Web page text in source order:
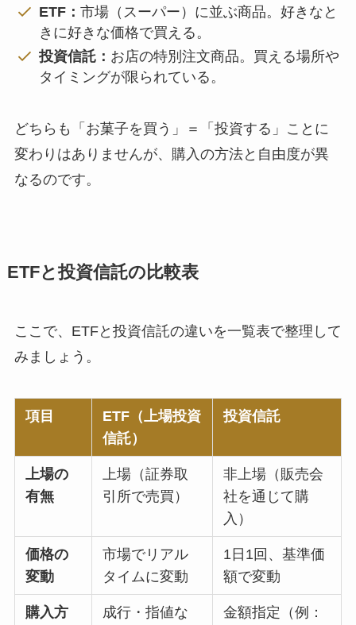
ETF：市場（スーパー）に並ぶ商品。好きなと
きに好きな価格で買える。
投資信託： お店の特別注文商品。買える場所や
タイミングが限られている。
どちらも「お菓子を買う」＝「投資する」ことに
変わりはありませんが、購入の方法と自由度が異
なるのです。
ETFと投資信託の比較表
ここで、ETFと投資信託の違いを一覧表で整理して
みましょう。
項目
ETF（上場投資
信託）
投資信託
上場の
有無
上場（証券取
引所で売買）
非上場（販売会
社を通じて購
入）
価格の
変動
市場でリアル
タイムに変動
1日1回、基準価
額で変動
購入方
成行・指値な
金額指定（例：